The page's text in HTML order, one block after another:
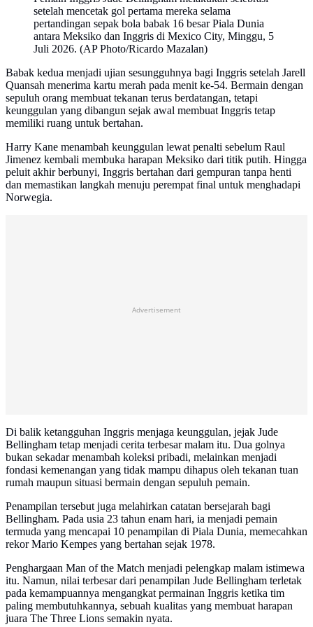
setelah mencetak gol pertama mereka selama
pertandingan sepak bola babak 16 besar Piala Dunia
antara Meksiko dan Inggris di Mexico City, Minggu, 5
Juli 2026. (AP Photo/Ricardo Mazalan)
Babak kedua menjadi ujian sesungguhnya bagi Inggris setelah Jarell
Quansah menerima kartu merah pada menit ke-54. Bermain dengan
sepuluh orang membuat tekanan terus berdatangan, tetapi
keunggulan yang dibangun sejak awal membuat Inggris tetap
memiliki ruang untuk bertahan.
Harry Kane menambah keunggulan lewat penalti sebelum Raul
Jimenez kembali membuka harapan Meksiko dari titik putih. Hingga
peluit akhir berbunyi, Inggris bertahan dari gempuran tanpa henti
dan memastikan langkah menuju perempat final untuk menghadapi
Norwegia.
Advertisement
Di balik ketangguhan Inggris menjaga keunggulan, jejak Jude
Bellingham tetap menjadi cerita terbesar malam itu. Dua golnya
bukan sekadar menambah koleksi pribadi, melainkan menjadi
fondasi kemenangan yang tidak mampu dihapus oleh tekanan tuan
rumah maupun situasi bermain dengan sepuluh pemain.
Penampilan tersebut juga melahirkan catatan bersejarah bagi
Bellingham. Pada usia 23 tahun enam hari, ia menjadi pemain
termuda yang mencapai 10 penampilan di Piala Dunia, memecahkan
rekor Mario Kempes yang bertahan sejak 1978.
Penghargaan Man of the Match menjadi pelengkap malam istimewa
itu. Namun, nilai terbesar dari penampilan Jude Bellingham terletak
pada kemampuannya mengangkat permainan Inggris ketika tim
paling membutuhkannya, sebuah kualitas yang membuat harapan
juara The Three Lions semakin nyata.